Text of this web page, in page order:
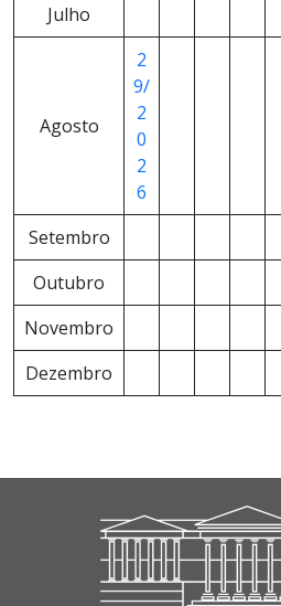
Julho
Agosto
2
9/
2
0
2
6
Setembro
Outubro
Novembro
Dezembro